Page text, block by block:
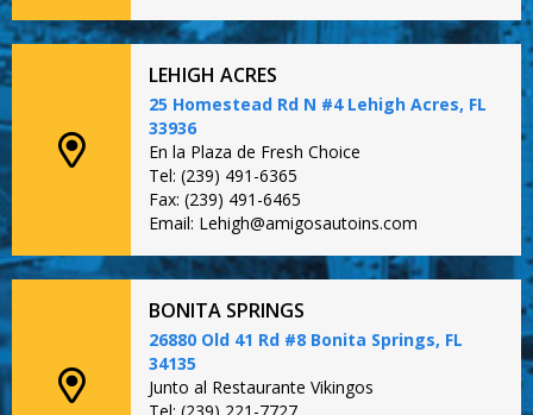
LEHIGH ACRES
25 Homestead Rd N #4 Lehigh Acres, FL
33936
En la Plaza de Fresh Choice
Tel: (239) 491-6365
Fax: (239) 491-6465
Email: Lehigh@amigosautoins.com
BONITA SPRINGS
26880 Old 41 Rd #8 Bonita Springs, FL
34135
Junto al Restaurante Vikingos